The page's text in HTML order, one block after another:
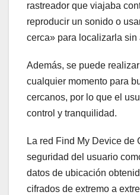
rastreador que viajaba
reproducir un sonido o
cerca» para localizarla sin
Además, se puede
cualquier momento para
cercanos, por lo que el
control y tranquilidad.
La red Find My Device de
seguridad del usuario
datos de ubicación
cifrados de extremo a